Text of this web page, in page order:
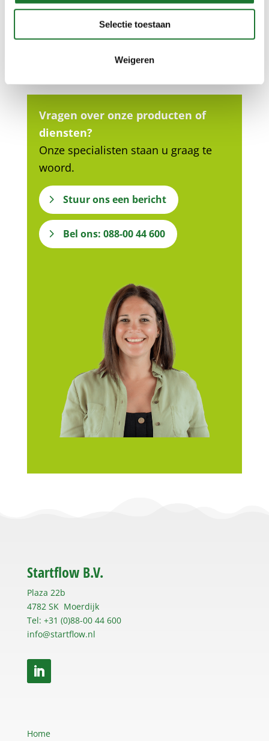
Selectie toestaan
Weigeren
Neem gerust contact met
ons op…
Vragen over onze producten of
diensten?
Onze specialisten staan u graag te
woord.
Stuur ons een bericht
Bel ons: 088-00 44 600
Startflow B.V.
Plaza 22b
4782 SK Moerdijk
Tel: +31 (0)88-00 44 600
info@startflow.nl
Home